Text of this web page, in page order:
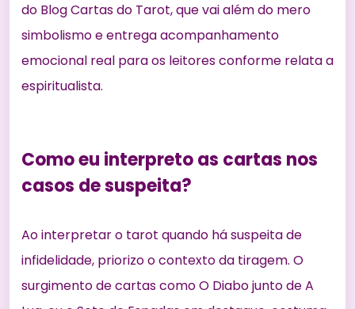
do Blog Cartas do Tarot, que vai além do mero
simbolismo e entrega acompanhamento
emocional real para os leitoresconforme relata a
espiritualista.
Como eu interpreto as cartas nos
casos de suspeita?
Ao interpretar o tarot quando há suspeita de
infidelidade, priorizo o contexto da tiragem. O
surgimento de cartas como O Diabo junto de A